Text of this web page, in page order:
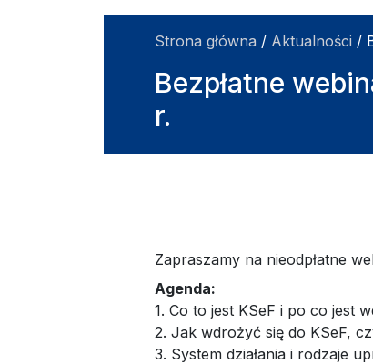
Strona główna / Aktualności /
Bezpłatne
r.
Zapraszamy na nieodpłatne
Agenda:
1. Co to jest KSeF i po co jest
2. Jak wdrożyć się do KSeF,
3. System działania i rodzaje